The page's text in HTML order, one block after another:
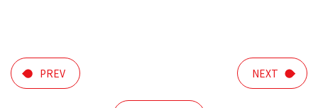
PREV NEXT